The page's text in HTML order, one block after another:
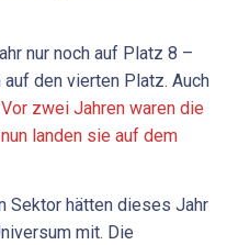
nur noch auf Platz 8 –
den vierten Platz. Auch
zwei Jahren waren die
landen sie auf dem
Sektor hätten dieses Jahr
mit. Die